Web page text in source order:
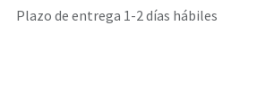
Plazo de entrega 1-2 días hábiles